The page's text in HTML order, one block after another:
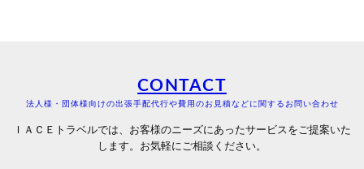
CONTACT
法人様・団体様向けの出張手配代行や費用のお見積などに関するお問い合わせ
ＩＡＣＥトラベルでは、お客様のニーズにあったサービスをご提案いた
します。お気軽にご相談ください。